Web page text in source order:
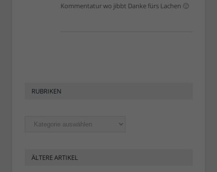
Kommentatur wo jibbt Danke fürs Lachen 🙂
RUBRIKEN
Rubriken
ÄLTERE ARTIKEL